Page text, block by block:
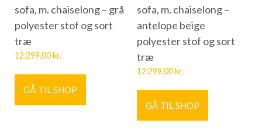
sofa, m. chaiselong – grå
polyester stof og sort
træ
12.299,00kr.
GÅ TIL SHOP
sofa, m. chaiselong –
antelope beige
polyester stof og sort
træ
12.299,00kr.
GÅ TIL SHOP